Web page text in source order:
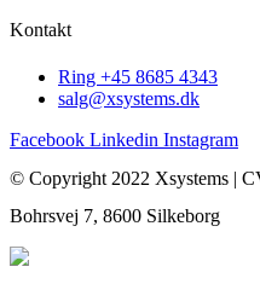
Kontakt
Ring +45 8685 4343
salg@xsystems.dk
Facebook Linkedin Instagram
© Copyright 2022 Xsystems |
Bohrsvej 7, 8600 Silkeborg